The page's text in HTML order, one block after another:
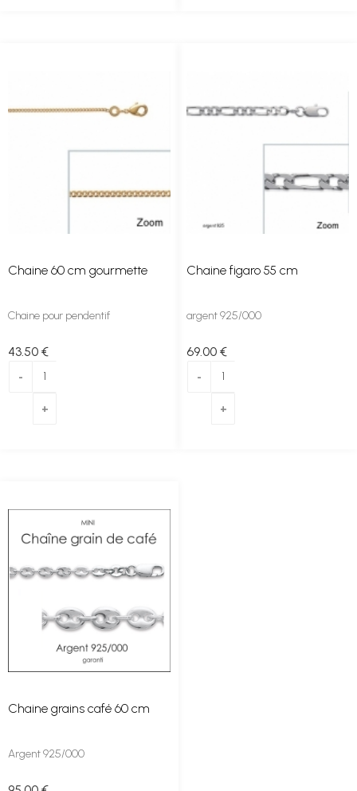
Chaine 60 cm gourmette
Chaine pour pendentif
43 .50 €
Chaine figaro 55 cm
argent 925/000
69.00 €
Chaine grains café 60 cm
Argent 925/000